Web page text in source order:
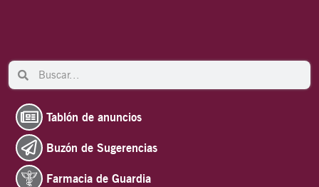
Search Search
Tablón de anuncios
Buzón de Sugerencias
Farmacia de Guardia